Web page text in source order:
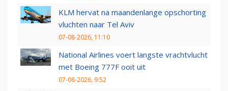
KLM hervat na maandenlange opschorting
vluchten naar Tel Aviv
07-08-2026, 11:10
National Airlines voert langste vrachtvlucht
met Boeing 777F ooit uit
07-08-2026, 9:52